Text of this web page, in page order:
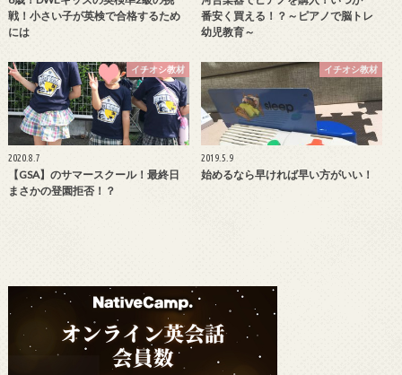
戦！小さい子が英検で合格するため
には
番安く買える！？～ピアノで脳トレ
幼児教育～
イチオシ教材
2020.8.7
【GSA】のサマースクール！最終日
まさかの登園拒否！？
イチオシ教材
2019.5.9
始めるなら早ければ早い方がいい！